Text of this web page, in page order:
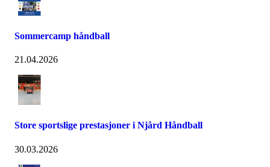
Sommercamp håndball
21.04.2026
Store sportslige prestasjoner i Njård Håndball
30.03.2026